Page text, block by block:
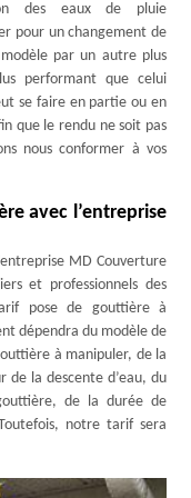
des eaux de pluie
pour un changement de
par un autre plus
performant que celui
se faire en partie ou en
que le rendu ne soit pas
nous conformer à vos
avec l’entreprise
MD Couverture
et professionnels des
pose de gouttière à
dépendra du modèle de
à manipuler, de la
la descente d’eau, du
de la durée de
notre tarif sera